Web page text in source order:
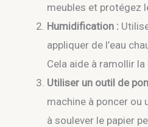
meubles et protégez
Humidification :
appliquer de l’eau
Cela aide à ramollir la
Utiliser un outil de
machine à poncer ou
à soulever le papier